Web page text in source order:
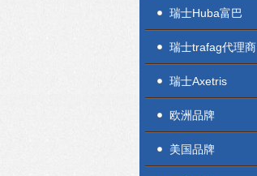
瑞士Huba富巴
瑞士trafag代理商
瑞士Axetris
欧洲品牌
美国品牌